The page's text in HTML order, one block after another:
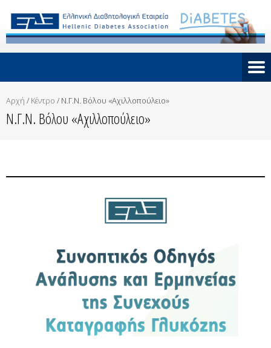
Αρχή / Κέντρο / Ν.Γ.Ν. Βόλου «Αχιλλοπούλειο»
Ν.Γ.Ν. Βόλου «Αχιλλοπούλειο»